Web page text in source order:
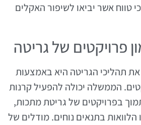
טווח אשר יביאו לשיפור האקלים
פרויקטים של גריטה
תהליכי הגריטה היא באמצעות
הממשלה יכולה להפעיל קרנות
בפרויקטים של גריטת מתכות,
בתנאים נוחים. מודלים של